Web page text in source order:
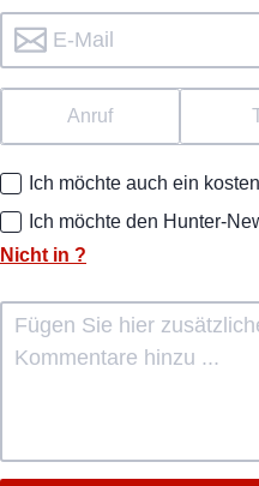
Anruf
Ich möchte auch ein
Ich möchte den Hunter-
Nicht in ?